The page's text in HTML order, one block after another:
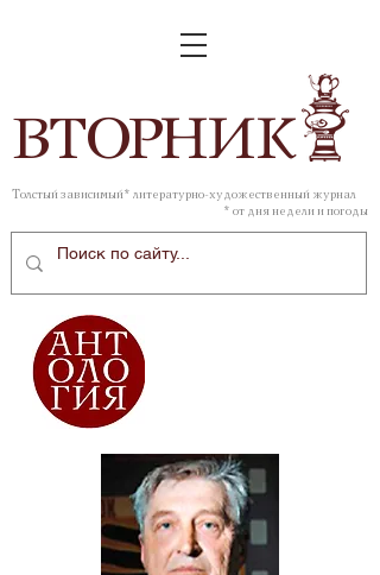
ВТОРНИК
Толстый зависимый* литературно-художественный журнал
* от дня недели и погоды